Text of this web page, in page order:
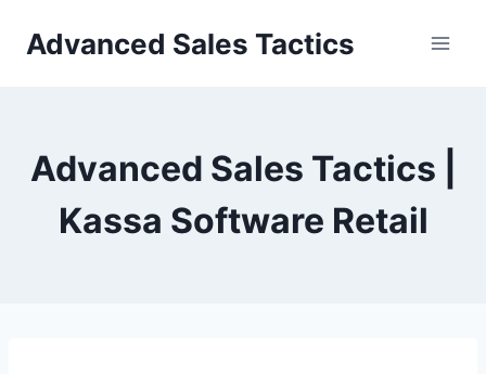
Advanced Sales Tactics
Advanced Sales Tactics |
Kassa Software Retail